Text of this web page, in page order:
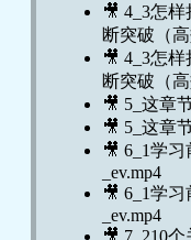
🎥 4_3怎
断突破（
🎥 4_3怎
断突破（
🎥 5_这章
🎥 5_这章
🎥 6_1学
_ev.mp4
🎥 6_1学
_ev.mp4
🎥 7_210